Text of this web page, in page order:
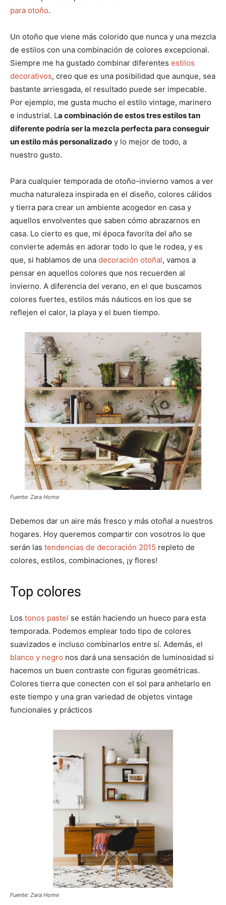
para otoño.
Un otoño que viene más colorido que nunca y una mezcla
de estilos con una combinación de colores excepcional.
Siempre me ha gustado combinar diferentes estilos
decorativos, creo que es una posibilidad que aunque, sea
bastante arriesgada, el resultado puede ser impecable.
Por ejemplo, me gusta mucho el estilo vintage, marinero
e industrial. La combinación de estos tres estilos tan
diferente podría ser la mezcla perfecta para conseguir
un estilo más personalizado y lo mejor de todo, a
nuestro gusto.
Para cualquier temporada de otoño-invierno vamos a ver
mucha naturaleza inspirada en el diseño, colores cálidos
y tierra para crear un ambiente acogedor en casa y
aquellos envolventes que saben cómo abrazarnos en
casa. Lo cierto es que, mi época favorita del año se
convierte además en adorar todo lo que le rodea, y es
que, si hablamos de una decoración otoñal, vamos a
pensar en aquellos colores que nos recuerden al
invierno. A diferencia del verano, en el que buscamos
colores fuertes, estilos más náuticos en los que se
reflejen el calor, la playa y el buen tiempo.
Fuente: Zara Home
Debemos dar un aire más fresco y más otoñal a nuestros
hogares. Hoy queremos compartir con vosotros lo que
serán las tendencias de decoración 2015 repleto de
colores, estilos, combinaciones, ¡y flores!
Top colores
Los tonos pastel se están haciendo un hueco para esta
temporada. Podemos emplear todo tipo de colores
suavizados e incluso combinarlos entre sí. Además, el
blanco y negro nos dará una sensación de luminosidad si
hacemos un buen contraste con figuras geométricas.
Colores tierra que conecten con el sol para anhelarlo en
este tiempo y una gran variedad de objetos vintage
funcionales y prácticos
Fuente: Zara Home